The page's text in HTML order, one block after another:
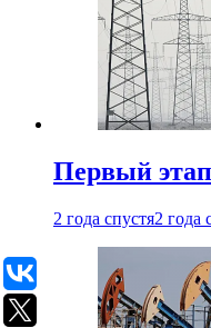
Первый этап
2 года спустя2 года